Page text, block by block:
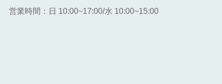
営業時間：日 10:00~17:00/水 10:00~15:00